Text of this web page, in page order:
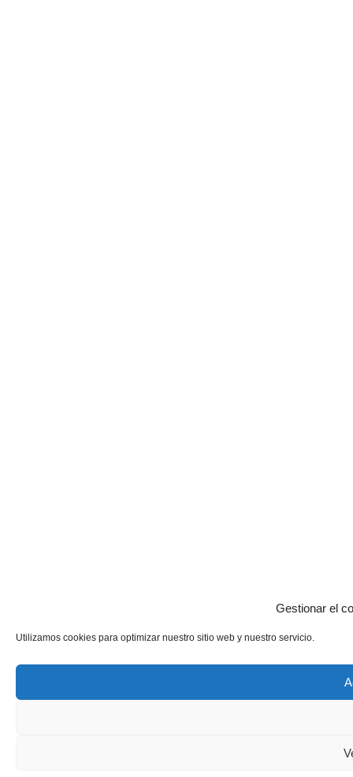
Gestionar el
Utilizamos cookies para optimizar nuestro sitio web y nuestro servicio.